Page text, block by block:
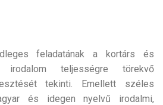
feladatának a kortárs és
irodalom teljességre törekvő
tekinti. Emellett széles
és idegen nyelvű irodalmi,